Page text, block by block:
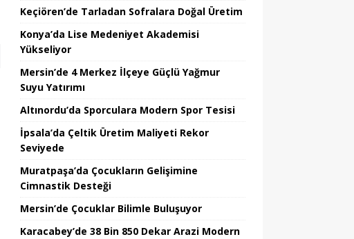
Keçiören’de Tarladan Sofralara Doğal Üretim
Konya’da Lise Medeniyet Akademisi
Yükseliyor
Mersin’de 4 Merkez İlçeye Güçlü Yağmur
Suyu Yatırımı
Altınordu’da Sporculara Modern Spor Tesisi
İpsala’da Çeltik Üretim Maliyeti Rekor
Seviyede
Muratpaşa’da Çocukların Gelişimine
Cimnastik Desteği
Mersin’de Çocuklar Bilimle Buluşuyor
Karacabey’de 38 Bin 850 Dekar Arazi Modern